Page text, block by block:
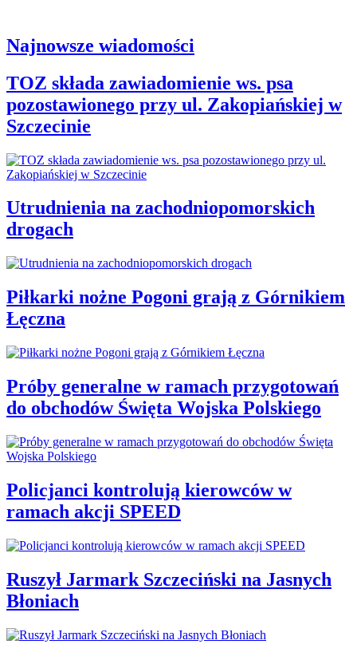
Najnowsze wiadomości
TOZ składa zawiadomienie ws. psa
pozostawionego przy ul. Zakopiańskiej w
Szczecinie
Utrudnienia na zachodniopomorskich
drogach
Piłkarki nożne Pogoni grają z Górnikiem
Łęczna
Próby generalne w ramach przygotowań
do obchodów Święta Wojska Polskiego
Policjanci kontrolują kierowców w
ramach akcji SPEED
Ruszył Jarmark Szczeciński na Jasnych
Błoniach